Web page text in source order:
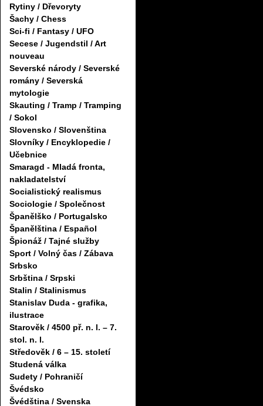
Rytiny / Dřevoryty
Šachy / Chess
Sci-fi / Fantasy / UFO
Secese / Jugendstil / Art
nouveau
Severské národy / Severské
romány / Severská
mytologie
Skauting / Tramp / Tramping
/ Sokol
Slovensko / Slovenština
Slovníky / Encyklopedie /
Učebnice
Smaragd - Mladá fronta,
nakladatelství
Socialistický realismus
Sociologie / Společnost
Španělško / Portugalsko
Španělština / Español
Špionáž / Tajné služby
Sport / Volný čas / Zábava
Srbsko
Srbština / Srpski
Stalin / Stalinismus
Stanislav Duda - grafika,
ilustrace
Starověk / 4500 př. n. l. – 7.
stol. n. l.
Středověk / 6 – 15. století
Studená válka
Sudety / Pohraničí
Švédsko
Švédština / Svenska